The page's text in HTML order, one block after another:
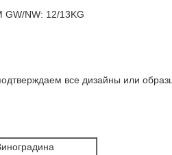
GW/NW: 12/13KG
все дизайны или